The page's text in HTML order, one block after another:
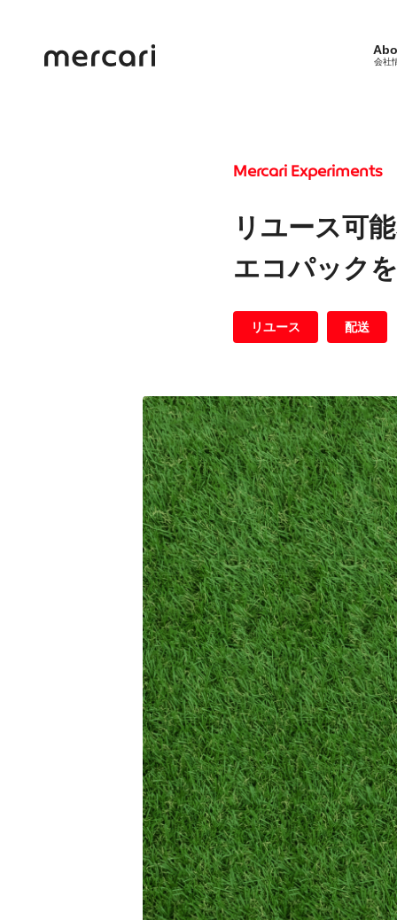
会社
Mercari Experiments
リユース可
エコパック
リユース 配送